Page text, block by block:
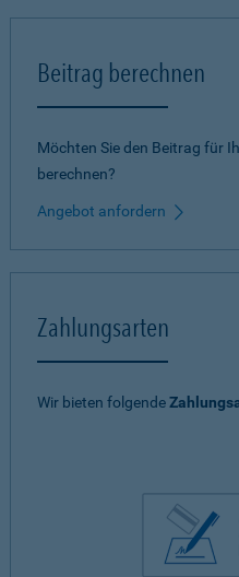
Beitrag berechnen
Möchten Sie den Beitrag für
berechnen?
Angebot anfordern
Zahlungsarten
Wir bieten folgende